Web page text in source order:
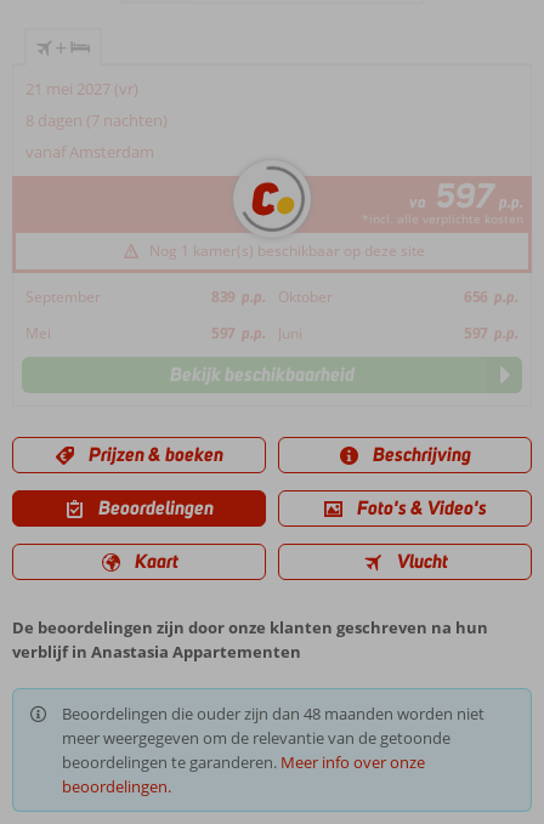
+
21 mei 2027 (vr)
8 dagen (7 nachten)
vanaf Amsterdam
va 597 p.p.
*incl. alle verplichte kosten
Nog 1 kamer(s) beschikbaar op deze site
September 839 p.p. Oktober 656 p.p.
Mei
597 p.p. Juni 597 p.p.
Bekijk beschikbaarheid
Prijzen & boeken Beschrijving
Beoordelingen Foto's & Video's
Kaart Vlucht
De beoordelingen zijn door onze klanten geschreven na hun
verblijf in Anastasia Appartementen
Beoordelingen die ouder zijn dan 48 maanden worden niet
meer weergegeven om de relevantie van de getoonde
beoordelingen te garanderen. Meer info over onze
beoordelingen.